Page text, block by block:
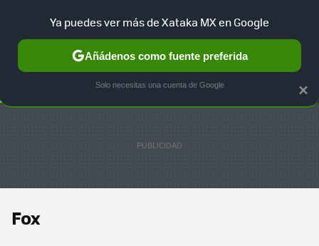
SELECCIÓN GAMING HOME AUTO TERRITORIO
Fox
×
Ya puedes ver más de Xataka MX en Google
Añádenos como fuente preferida
Solo necesitas una cuenta de Google